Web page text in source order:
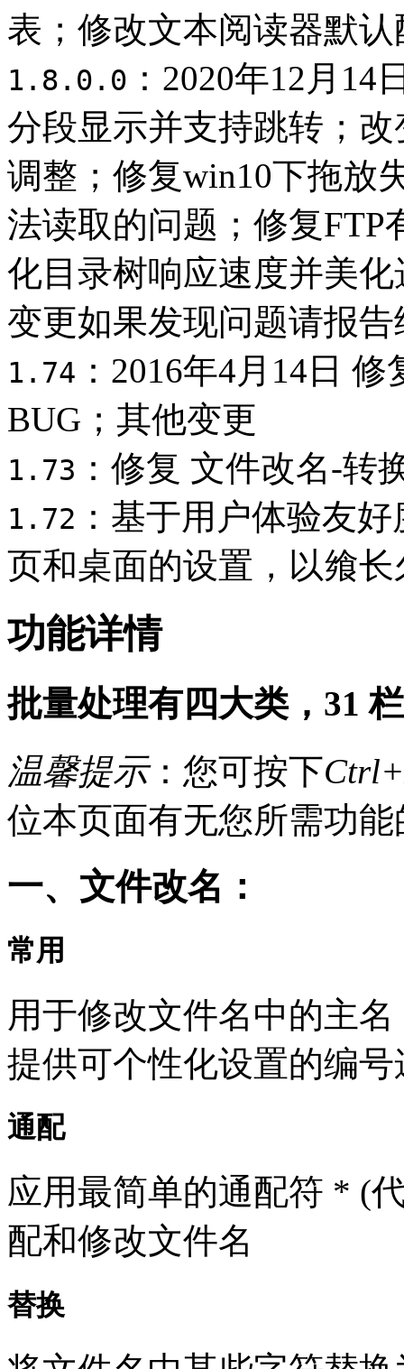
表；修改文本阅读器默
1.8.0.0 ：2020年12月
分段显示并支持跳转；
调整；修复win10下拖放
法读取的问题；修复
化目录树响应速度并美
变更如果发现问题请报
1.74 ：2016年4月14日
BUG；其他变更
1.73 ：修复 文件改名-转
1.72 ：基于用户体验友
页和桌面的设置，以飨
功能详情
批量处理有四大类，31
温馨提示：您可按下
位本页面有无您所需功
一、文件改名：
常用
用于修改文件名中的主
提供可个性化设置的编
通配
应用最简单的通配符 * (
配和修改文件名
替换